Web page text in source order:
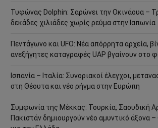
Τυφώνας Dolphin: Σαρώνει την Οκινάουα –
δεκάδες χιλιάδες χωρίς ρεύμα στην Ιαπωνία
Πεντάγωνο και UFO: Νέα απόρρητα αρχεία,
ανεξήγητες καταγραφές UAP βγαίνουν στο
Ισπανία – Ιταλία: Συνοριακοί έλεγχοι,
στη Θέουτα και νέο ρήγμα στην Ευρώπη
Συμφωνία της Μέκκας: Τουρκία, Σαουδική
Πακιστάν δημιουργούν νέο αμυντικό άξονα